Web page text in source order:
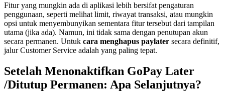
Fitur yang mungkin ada di aplikasi lebih bersifat pengaturan
penggunaan, seperti melihat limit, riwayat transaksi, atau mungkin
opsi untuk menyembunyikan sementara fitur tersebut dari tampilan
utama (jika ada). Namun, ini tidak sama dengan penutupan akun
secara permanen. Untuk cara menghapus paylater secara definitif,
jalur Customer Service adalah yang paling tepat.
Setelah Menonaktifkan GoPay Later
/Ditutup Permanen: Apa Selanjutnya?